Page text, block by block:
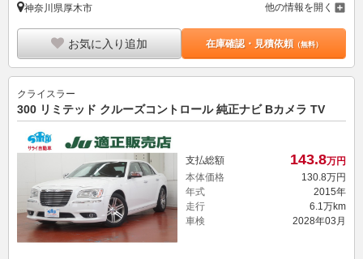
神奈川県厚木市 他の情報を開く
お気に入り追加 在庫確認・見積依頼（無料）
クライスラー
300 リミテッド クルーズコントロール 純正ナビ Bカメラ TV
支払総額 143.8万円
本体価格
130. 8万円
年式
2015年
走行
6.1万km
車検
2028年03月